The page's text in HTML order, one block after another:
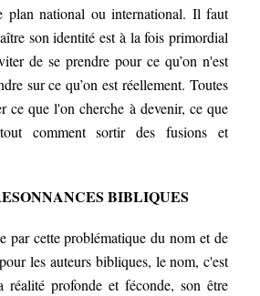
plan national ou international. Il faut
son identité est à la fois primordial
de se prendre pour ce qu’on n'est
sur ce qu’on est réellement. Toutes
ce que l'on cherche à devenir, ce que
comment sortir des fusions et
BIBLIQUES
par cette problématique du nom et de
les auteurs bibliques, le nom, c'est
réalité profonde et féconde, son être